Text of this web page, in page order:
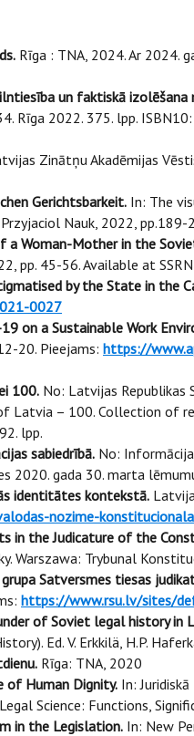
Rīga : TNA, 2024. Ar 2024.
un faktiskā
Rīga 2022. 375. lpp.
Zinātņu Akadēmijas
Gerichtsbarkeit. In: The
Nauk, 2022, pp.189-
a Woman-Mother in the
pp. 45-56. Available at
by the State in
0027
on a Sustainable Work
20. Pieejams: https://
100. No: Latvijas
Latvia – 100. Collection of
lpp.
sabiedrībā. No:
2020. gada 30. marta
identitātes kontekstā.
nozime-
in the Judicature of the
Warszawa: Trybunal
Satversmes tiesas
https://www.rsu.lv/sites/
of Soviet legal history in
Ed. V. Erkkilä, H.P.
Rīga: TNA, 2020
of Human Dignity. In:
Science: Functions,
in the Legislation. In: New